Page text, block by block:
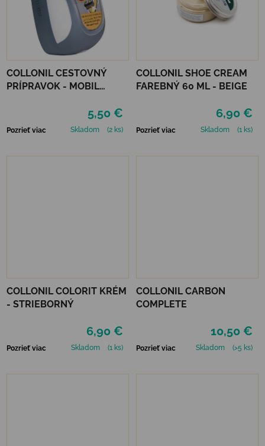
COLLONIL CESTOVNÝ
PRÍPRAVOK - MOBIL
5,50 €
Pozrieť viac Skladom (2 ks)
COLLONIL SHOE CREAM
FAREBNÝ 60 ML - BEIGE
6,90 €
Pozrieť viac Skladom (1 ks)
COLLONIL COLORIT KRÉM
- STRIEBORNÝ
6,90 €
Pozrieť viac Skladom (1 ks)
COLLONIL CARBON
COMPLETE
10,50 €
Pozrieť viac Skladom (>5 ks)